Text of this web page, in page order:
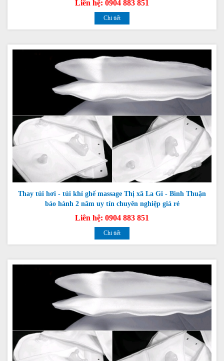
Liên hệ: 0904 883 851
Chi tiết
Thay túi hơi - túi khí ghế massage Thị xã La Gi - Bình Thuận
bảo hành 2 năm uy tín chuyên nghiệp giá rẻ
Liên hệ: 0904 883 851
Chi tiết